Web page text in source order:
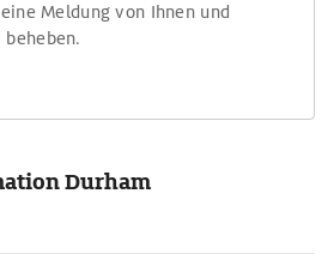
Meldung von Ihnen und
Durham